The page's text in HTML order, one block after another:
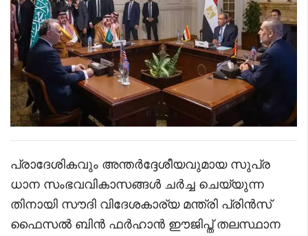
പ്രാദേശികവും അന്തർദ്ദേശീയവുമായ സുപ്ര
ധാന സംഭവവികാസങ്ങൾ ചർച്ച ചെയ്യുന്ന
തിനായി സൗദി വിദേശകാര്യ മന്ത്രി പ്രിൻസ്
ഫൈസൽ ബിൻ ഫർഹാൻ ഈജിപ്ത് തലസ്ഥാന